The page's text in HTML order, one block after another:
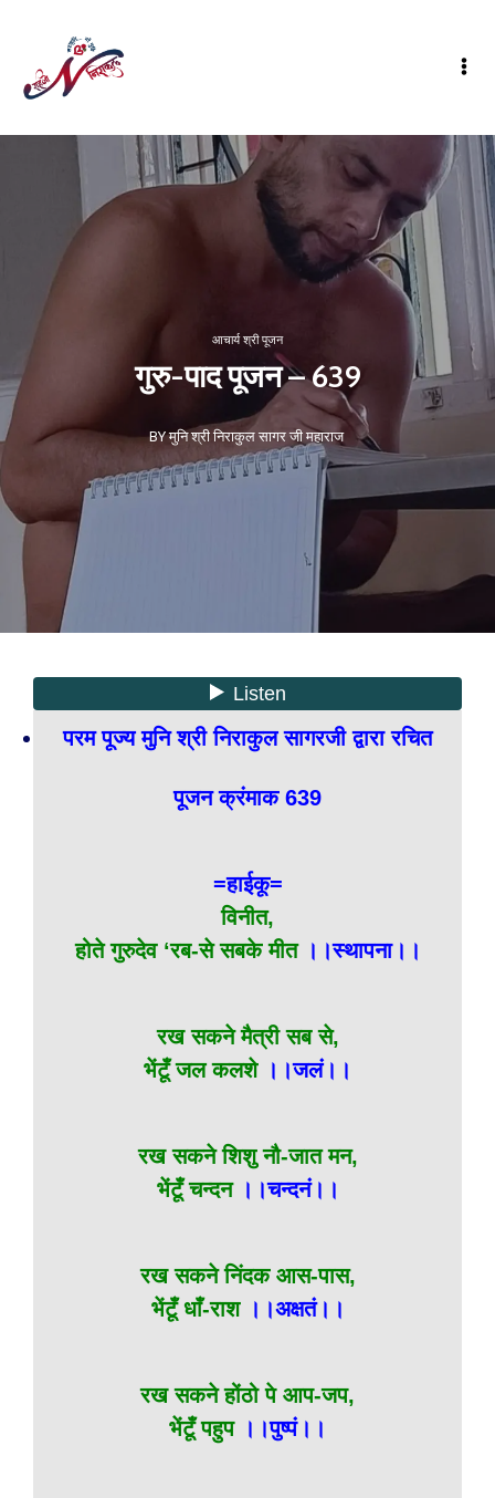
आचार्य श्री पूजन
गुरु-पाद पूजन – 639
BY मुनि श्री निराकुल सागर जी महाराज
परम पूज्य मुनि श्री निराकुल सागरजी द्वारा रचित
पूजन क्रंमाक 639
=हाईकू=
विनीत,
होते गुरुदेव ‘रब-से सबके मीत ।।स्थापना।।
रख सकने मैत्री सब से,
भेंटूँ जल कलशे ।।जलं।।
रख सकने शिशु नौ-जात मन,
भेंटूँ चन्दन।।चन्दनं।।
रख सकने निंदक आस-पास,
भेंटूँ धाँ-राश ।।अक्षतं।।
रख सकने होंठो पे आप-जप,
भेंटूँ पहुप ।।पुष्पं।।